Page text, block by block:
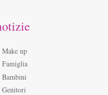
Make up
Famiglia
Bambini
Genitori